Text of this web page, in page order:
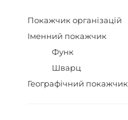
Покажчик організацій
Іменний покажчик
Функ
Шварц
Географічний покажчик